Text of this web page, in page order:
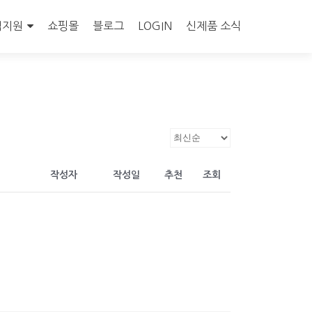
지원 쇼핑몰 블로그 LOGIN 신제품 소식
작성자 작성일 추천 조회